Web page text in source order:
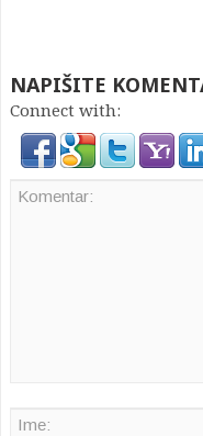
NAPIŠITE
Connect with: